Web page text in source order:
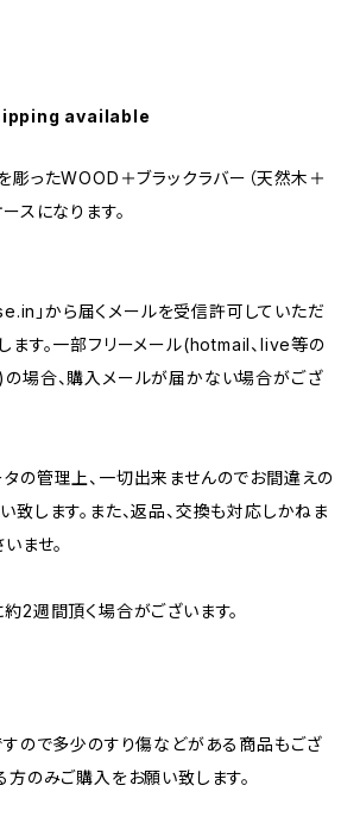
available
彫ったWOOD＋ブラックラバー（天然木＋
スになります。
」から届くメールを受信許可していただ
ます。一部フリーメール(hotmail、live等の
場合、購入メールが届かない場合がござ
の管理上、一切出来ませんのでお間違えの
致します。また、返品、交換も対応しかねま
ませ。
2週間頂く場合がございます。
すので多少のすり傷などがある商品もござ
方のみご購入をお願い致します。